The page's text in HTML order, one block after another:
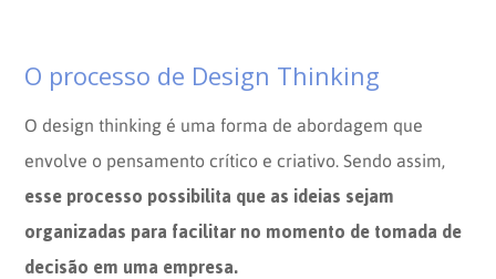
O processo de Design Thinking
O design thinking é uma forma de abordagem que
envolve o pensamento crítico e criativo. Sendo assim,
esse processo possibilita que as ideias sejam
organizadas para facilitar no momento de tomada de
decisão em uma empresa.